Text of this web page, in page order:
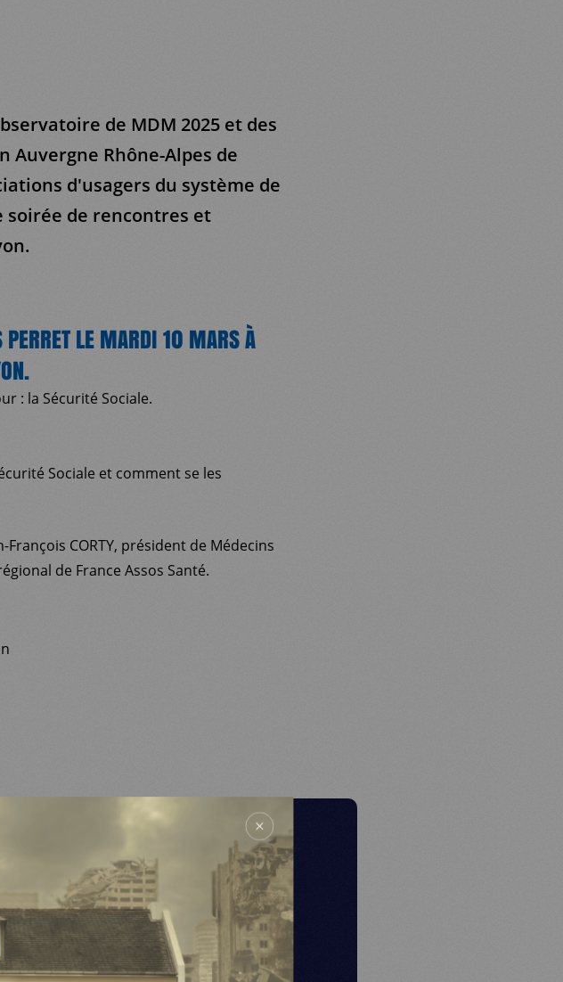
de MDM 2025 et des
Auvergne Rhône-Alpes de
d'usagers du système de
soirée de rencontres et
LE MARDI 10 MARS À
: la Sécurité Sociale.
Sociale et comment se les
CORTY, président de Médecins
de France Assos Santé.